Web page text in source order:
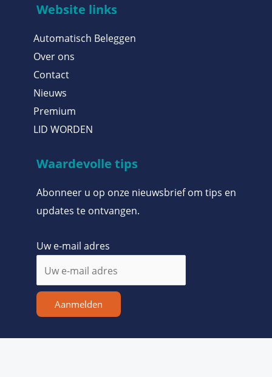
Website links
Automatisch Beleggen
Over ons
Contact
Nieuws
Premium
LID WORDEN
Waardevolle tips
Abonneer u op onze nieuwsbrief om tips en
updates te ontvangen.
Uw e-mail adres
Aanmelden